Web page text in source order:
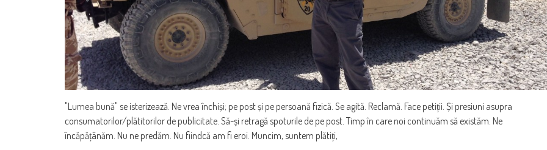
"Lumea bună" se isterizează. Ne vrea închiși; pe post și pe persoană fizică. Se agită. Reclamă. Face petiții. Și presiuni asupra
consumatorilor/plătitorilor de publicitate. Să-și retragă spoturile de pe post. Timp în care noi continuăm să existăm. Ne
încăpățânăm. Nu ne predăm. Nu fiindcă am fi eroi. Muncim, suntem plătiți,